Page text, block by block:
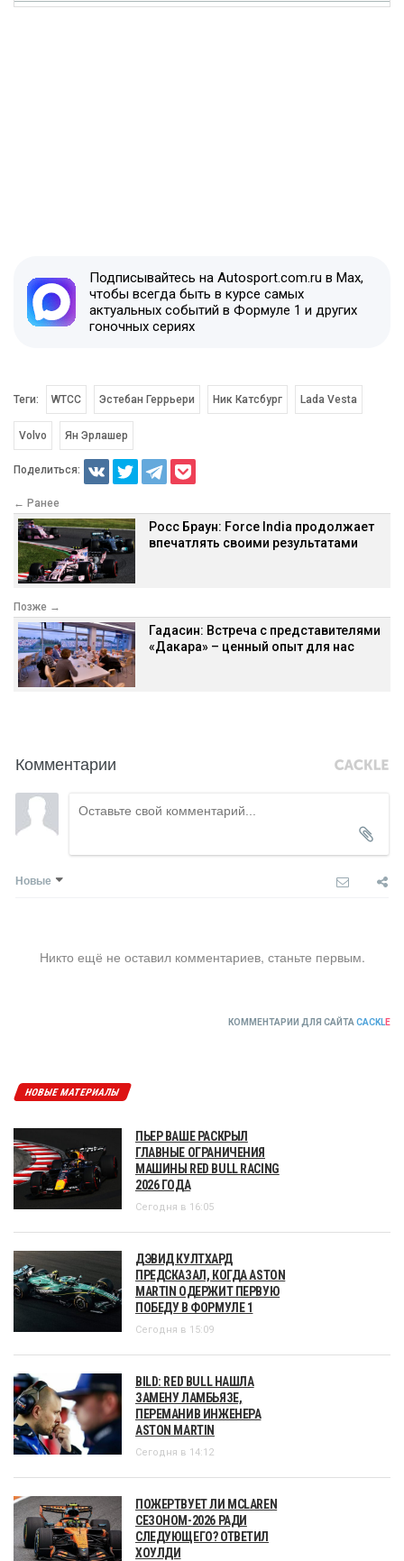
Подписывайтесь на Autosport.com.ru в Max,
чтобы всегда быть в курсе самых
актуальных событий в Формуле 1 и других
гоночных сериях
Теги: WTCC Эстебан Геррьери Ник Катсбург Lada Vesta
Volvo Ян Эрлашер
Поделиться:
← Ранее
Росс Браун: Force India продолжает
впечатлять своими результатами
Позже →
Гадасин: Встреча с представителями
«Дакара» – ценный опыт для нас
Комментарии
Новые
Никто ещё не оставил комментариев, станьте первым.
КОММЕНТАРИИ ДЛЯ САЙТА CACKLE
НОВЫЕ МАТЕРИАЛЫ
ПЬЕР ВАШЕ РАСКРЫЛ
ГЛАВНЫЕ ОГРАНИЧЕНИЯ
МАШИНЫ RED BULL RACING
2026 ГОДА
Сегодня в 16:05
ДЭВИД КУЛТХАРД
ПРЕДСКАЗАЛ, КОГДА ASTON
MARTIN ОДЕРЖИТ ПЕРВУЮ
ПОБЕДУ В ФОРМУЛЕ 1
Сегодня в 15:09
BILD: RED BULL НАШЛА
ЗАМЕНУ ЛАМБЬЯЗЕ,
ПЕРЕМАНИВ ИНЖЕНЕРА
ASTON MARTIN
Сегодня в 14:12
ПОЖЕРТВУЕТ ЛИ MCLAREN
СЕЗОНОМ-2026 РАДИ
СЛЕДУЮЩЕГО? ОТВЕТИЛ
ХОУЛДИ